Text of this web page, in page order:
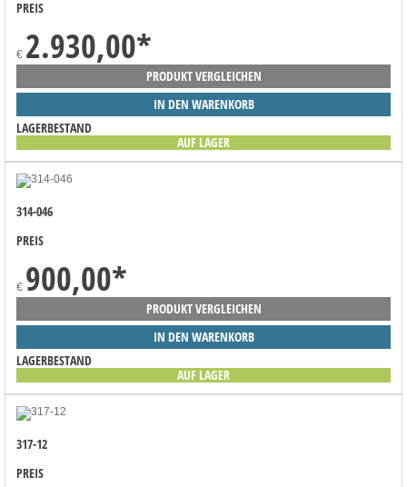
PREIS
€ 2.930,00*
PRODUKT VERGLEICHEN
IN DEN WARENKORB
LAGERBESTAND
AUF LAGER
314-046
PREIS
€ 900,00*
PRODUKT VERGLEICHEN
IN DEN WARENKORB
LAGERBESTAND
AUF LAGER
317-12
PREIS